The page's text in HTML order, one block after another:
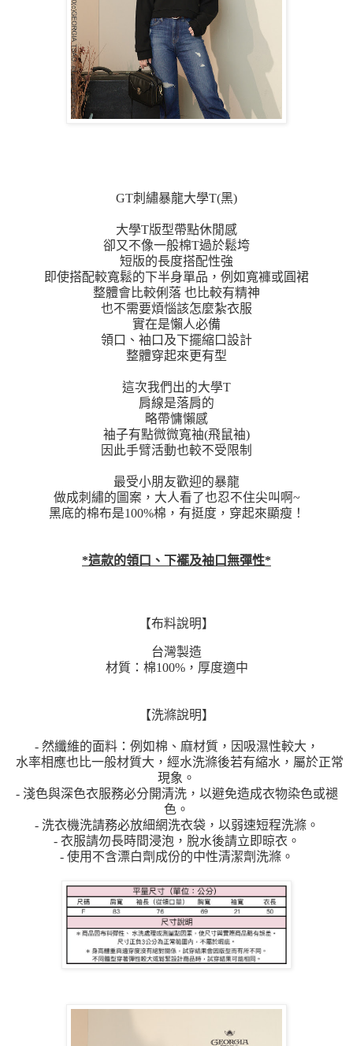
GT刺繡暴龍大學T(黑)
大學T版型帶點休閒感
卻又不像一般棉T過於鬆垮
短版的長度搭配性強
即使搭配較寬鬆的下半身單品，例如寬褲或圓裙
整體會比較俐落 也比較有精神
也不需要煩惱該怎麼紮衣服
實在是懶人必備
領口、袖口及下擺縮口設計
整體穿起來更有型
這次我們出的大學T
肩線是落肩的
略帶慵懶感
袖子有點微微寬袖(飛鼠袖)
因此手臂活動也較不受限制
最受小朋友歡迎的暴龍
做成刺繡的圖案，大人看了也忍不住尖叫啊~
黑底的棉布是100%棉，有挺度，穿起來顯瘦！
*這款的領口、下襬及袖口無彈性*
【布料說明】
台灣製造
材質：棉100%，厚度適中
【洗滌說明】
- 然纖維的面料：例如棉、麻材質，因吸濕性較大，
水率相應也比一般材質大，經水洗滌後若有縮水，屬於正常
現象。
- 淺色與深色衣服務必分開清洗，以避免造成衣物染色或褪
色。
- 洗衣機洗請務必放細網洗衣袋，以弱速短程洗滌。
- 衣服請勿長時間浸泡，脫水後請立即晾衣。
- 使用不含漂白劑成份的中性清潔劑洗滌。